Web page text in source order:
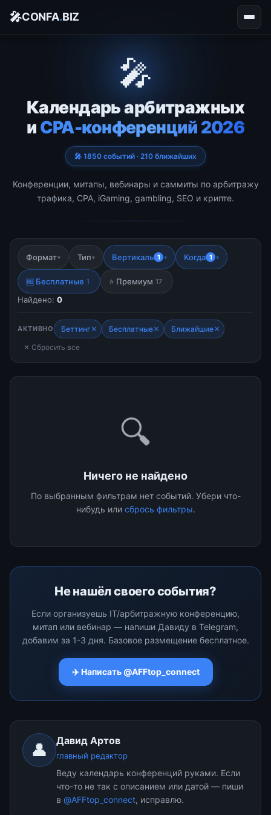
🎤CONFA.BIZ
🎤
Календарь арбитражных
и CPA-конференций 2026
🎤 1850 событий · 210 ближайших
Конференции, митапы, вебинары и саммиты по арбитражу
трафика, CPA, iGaming, gambling, SEO и крипте.
Формат▾ Тип▾ Вертикаль 1 ▾ Когда 1 ▾
🆓 Бесплатные 1 ⭐ Премиум 17
Найдено: 0
АКТИВНО Беттинг ✕ Бесплатные✕ Ближайшие✕
✕ Сбросить все
🔍
Ничего не найдено
По выбранным фильтрам нет событий. Убери что-
нибудь или сбрось фильтры.
Не нашёл своего события?
Если организуешь IT/арбитражную конференцию,
митап или вебинар — напиши Давиду в Telegram,
добавим за 1-3 дня. Базовое размещение бесплатное.
✈️ Написать @AFFtop_connect
👤 Давид Артов
главный редактор
Веду календарь конференций руками. Если
что-то не так с описанием или датой — пиши
в @AFFtop_connect, исправлю.